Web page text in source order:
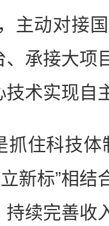
主动对接
、承接大项
术实现自
科技体
立新标”相
持续完善收